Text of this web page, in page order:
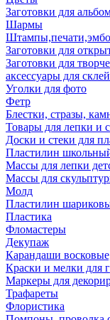
Заготовки для
Шармы
Заготовки для
Заготовки для
аксессуары для
Уголки для фото
Фетр
Блестки, стразы,
Товары для лепки и
Доски и стеки для
Пластилин
Массы для лепки
Массы для
Молд
Пластилин
Пластика
Фломастеры
Декупаж
Карандаши
Краски и мелки для
Маркеры для
Трафареты
Флористика